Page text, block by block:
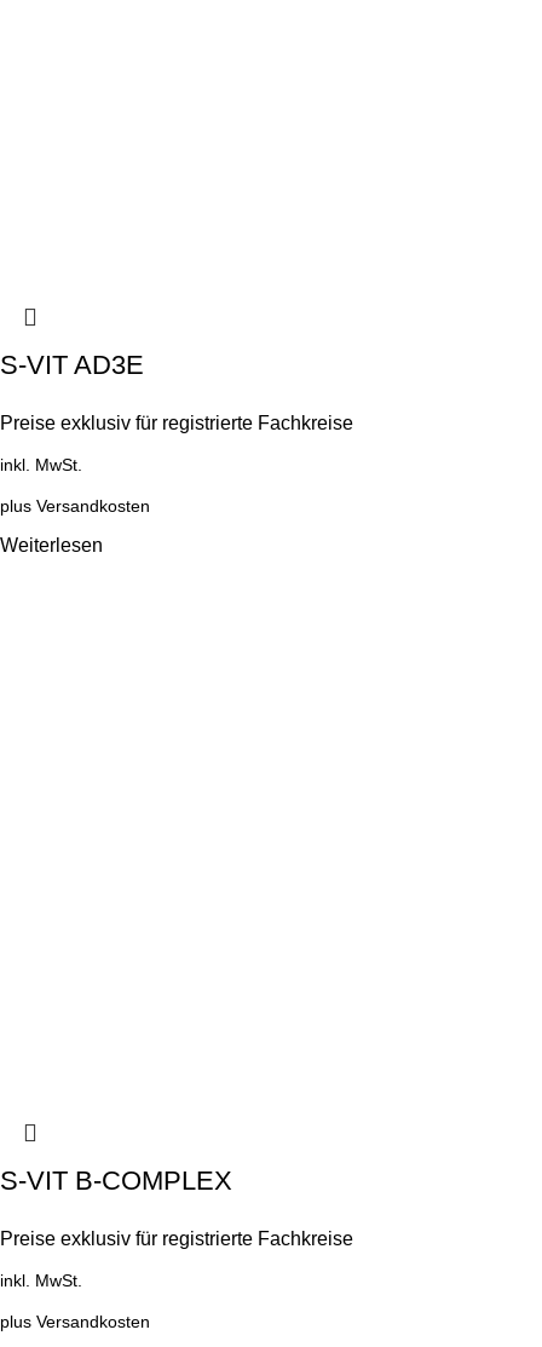
S-VIT AD3E
Preise exklusiv für registrierte Fachkreise
inkl. MwSt.
plus Versandkosten
Weiterlesen
S-VIT B-COMPLEX
Preise exklusiv für registrierte Fachkreise
inkl. MwSt.
plus Versandkosten